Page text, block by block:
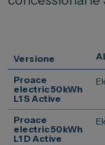
Convenzioni
Dipendenti
Promozioni
Versione
Proace
electric 50kWh
L1 S Active
Proace
electric 50kWh
L1 D Active